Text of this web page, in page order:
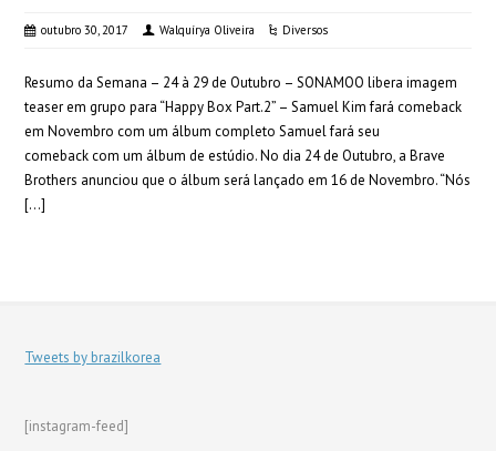
outubro 30, 2017 Walquírya Oliveira Diversos
Resumo da Semana – 24 à 29 de Outubro – SONAMOO libera imagem
teaser em grupo para “Happy Box Part.2” – Samuel Kim fará comeback
em Novembro com um álbum completo Samuel fará seu
comeback com um álbum de estúdio. No dia 24 de Outubro, a Brave
Brothers anunciou que o álbum será lançado em 16 de Novembro. “Nós
[…]
Tweets by brazilkorea
[instagram-feed]